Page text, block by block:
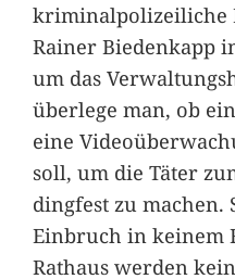
kriminalpolizeiliche
Rainer Biedenkapp
um das
überlege man, ob
eine
soll, um die Täter
dingfest zu machen.
Einbruch in keinem
Rathaus werden